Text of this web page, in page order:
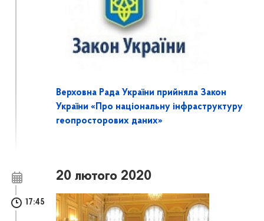
Верховна Рада України прийняла Закон
України «Про національну інфраструктуру
геопросторових даних»
20 лютого 2020
17:45